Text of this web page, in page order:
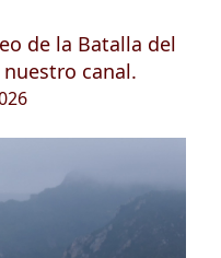
de la Batalla del
canal.